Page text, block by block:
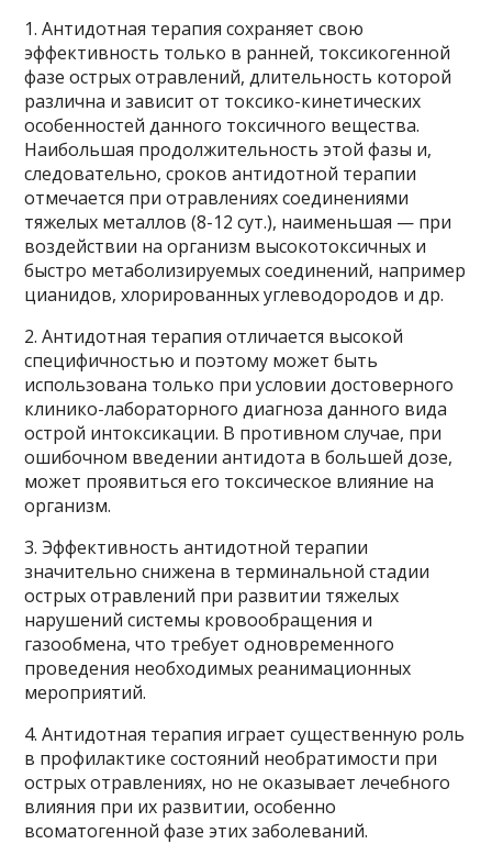
1. Антидотная терапия сохраняет свою
эффективность только в ранней, токсикогенной
фазе острых отравлений, длительность которой
различна и зависит от токсико-кинетических
особенностей данного токсичного вещества.
Наибольшая продолжительность этой фазы и,
следовательно, сроков антидотной терапии
отмечается при отравлениях соединениями
тяжелых металлов (8-12 сут.), наименьшая — при
воздействии на организм высокотоксичных и
быстро метаболизируемых соединений, например
цианидов, хлорированных углеводородов и др.
2. Антидотная терапия отличается высокой
специфичностью и поэтому может быть
использована только при условии достоверного
клинико-лабораторного диагноза данного вида
острой интоксикации. В противном случае, при
ошибочном введении антидота в большей дозе,
может проявиться его токсическое влияние на
организм.
3. Эффективность антидотной терапии
значительно снижена в терминальной стадии
острых отравлений при развитии тяжелых
нарушений системы кровообращения и
газообмена, что требует одновременного
проведения необходимых реанимационных
мероприятий.
4. Антидотная терапия играет существенную роль
в профилактике состояний необратимости при
острых отравлениях, но не оказывает лечебного
влияния при их развитии, особенно
всоматогенной фазе этих заболеваний.